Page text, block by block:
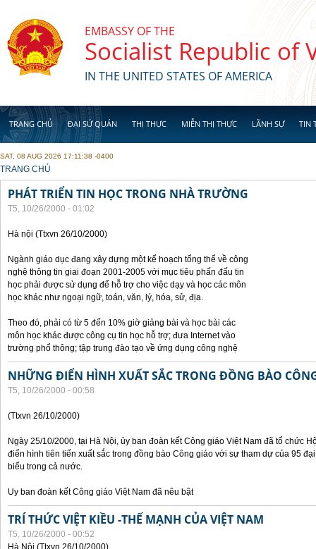
EMBASSY OF THE
Socialist Republic of
IN THE UNITED STATES OF AMERICA
TRANG CHỦ ĐẠI SỨ QUÁN THỊ THỰC MIỄN THỊ THỰC LÃNH SỰ TIN
SAT, 08 AUG 2026 17:11:38 -0400
YOU ARE HERE
TRANG CHỦ
PHÁT TRIỂN TIN HỌC TRONG NHÀ TRƯỜNG
T5, 10/26/2000 - 01:02
Hà nội (Ttxvn 26/10/2000)
Ngành giáo dục đang xây dựng một kế hoạch tổng thể về công
nghệ thông tin giai đoạn 2001-2005 với mục tiêu phấn đấu tin
học phải được sử dụng để hỗ trợ cho việc dạy và học các môn
học khác như ngoại ngữ, toán, văn, lý, hóa, sử, địa.
Theo đó, phải có từ 5 đến 10% giờ giảng bài và học bài các
môn học khác được công cụ tin học hỗ trợ; đưa Internet vào
trường phổ thông; tập trung đào tạo về ứng dụng công nghệ
NHỮNG ĐIỂN HÌNH XUẤT SẮC TRONG ĐỒNG BÀO
T5, 10/26/2000 - 00:58
(Ttxvn 26/10/2000)
Ngày 25/10/2000, tại Hà Nội, ủy ban đoàn kết Công giáo Việt Nam đã tổ chức
điển hình tiên tiến xuất sắc trong đồng bào Công giáo với sự tham dự của 95
biểu trong cả nước.
Uy ban đoàn kết Công giáo Việt Nam đã nêu bật
TRÍ THỨC VIỆT KIỀU -THẾ MẠNH CỦA VIỆT NAM
T5, 10/26/2000 - 00:52
Hà Nội (Ttxvn 26/10/2000)